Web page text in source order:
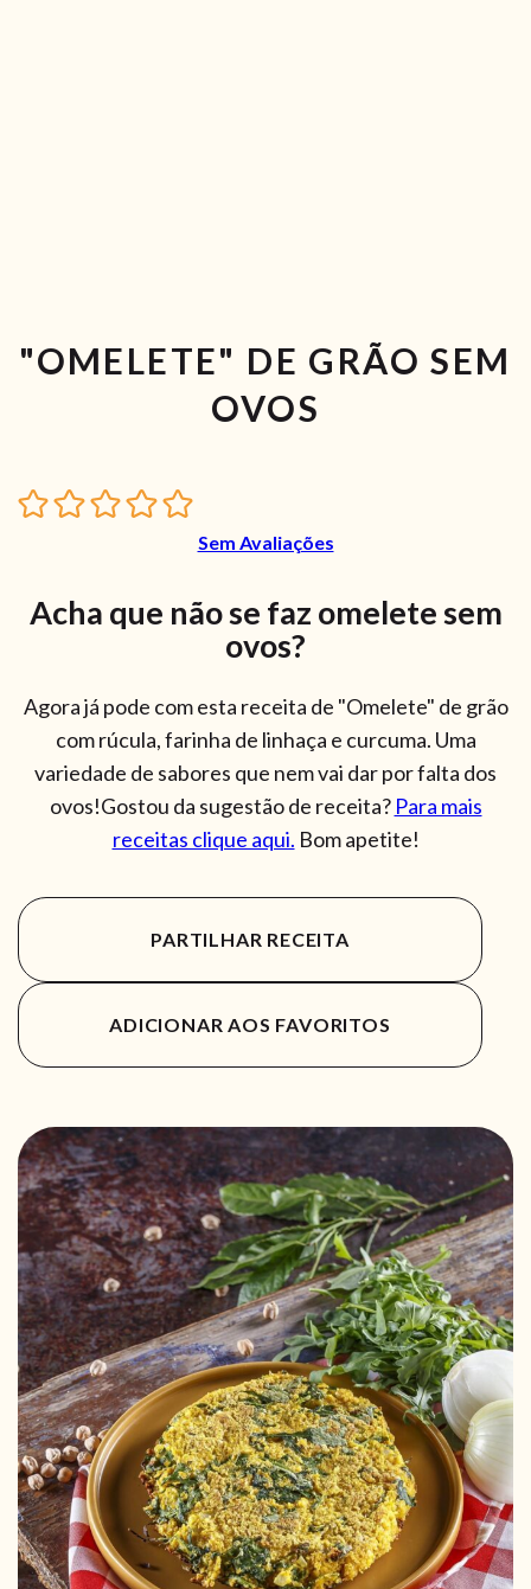
"OMELETE" DE GRÃO SEM
OVOS
Sem Avaliações
Acha que não se faz omelete sem
ovos?
Agora já pode com esta receita de "Omelete" de grão
com rúcula, farinha de linhaça e curcuma. Uma
variedade de sabores que nem vai dar por falta dos
ovos!Gostou da sugestão de receita? Para mais
receitas clique aqui. Bom apetite!
PARTILHAR RECEITA
ADICIONAR AOS FAVORITOS